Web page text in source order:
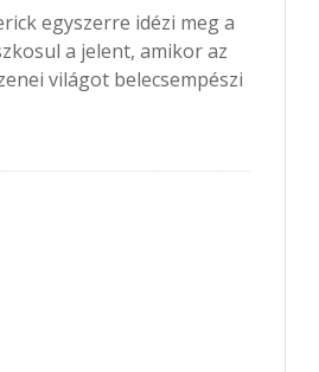
egyszerre idézi meg a
a jelent, amikor az
világot belecsempészi